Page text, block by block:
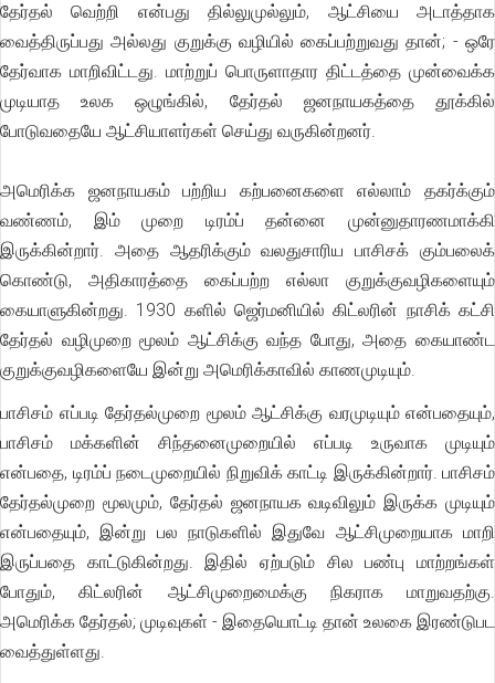
தேர்தல் வெற்றி என்பது தில்லுமுல்லும், ஆட்சியை அடாத்தாக
வைத்திருப்பது அல்லது குறுக்கு வழியில் கைப்பற்றுவது தான்; - ஒரே
தேர்வாக மாறிவிட்டது. மாற்றுப் பொருளாதார திட்டத்தை முன்வைக்க
முடியாத உலக ஒழுங்கில், தேர்தல் ஜனநாயகத்தை தூக்கில்
போடுவதையே ஆட்சியாளர்கள் செய்து வருகின்றனர்.
அமெரிக்க ஜனநாயகம் பற்றிய கற்பனைகளை எல்லாம் தகர்க்கும்
வண்ணம், இம் முறை டிரம்ப் தன்னை முன்னுதாரணமாக்கி
இருக்கின்றார். அதை ஆதரிக்கும் வலதுசாரிய பாசிசக் கும்பலைக்
கொண்டு, அதிகாரத்தை கைப்பற்ற எல்லா குறுக்குவழிகளையும்
கையாளுகின்றது. 1930 களில் ஜெர்மனியில் கிட்லரின் நாசிக் கட்சி
தேர்தல் வழிமுறை மூலம் ஆட்சிக்கு வந்த போது, அதை கையாண்ட
குறுக்குவழிகளையே இன்று அமெரிக்காவில் காணமுடியும்.
பாசிசம் எப்படி தேர்தல்முறை மூலம் ஆட்சிக்கு வரமுடியும் என்பதையும்,
பாசிசம் மக்களின் சிந்தனைமுறையில் எப்படி உருவாக முடியும்
என்பதை, டிரம்ப் நடைமுறையில் நிறுவிக் காட்டி இருக்கின்றார். பாசிசம்
தேர்தல்முறை மூலமும், தேர்தல் ஜனநாயக வடிவிலும் இருக்க முடியும்
என்பதையும், இன்று பல நாடுகளில் இதுவே ஆட்சிமுறையாக மாறி
இருப்பதை காட்டுகின்றது. இதில் ஏற்படும் சில பண்பு மாற்றங்கள்
போதும், கிட்லரின் ஆட்சிமுறைமைக்கு நிகராக மாறுவதற்கு.
அமெரிக்க தேர்தல்; முடிவுகள் - இதையொட்டி தான் உலகை இரண்டுபட
வைத்துள்ளது.